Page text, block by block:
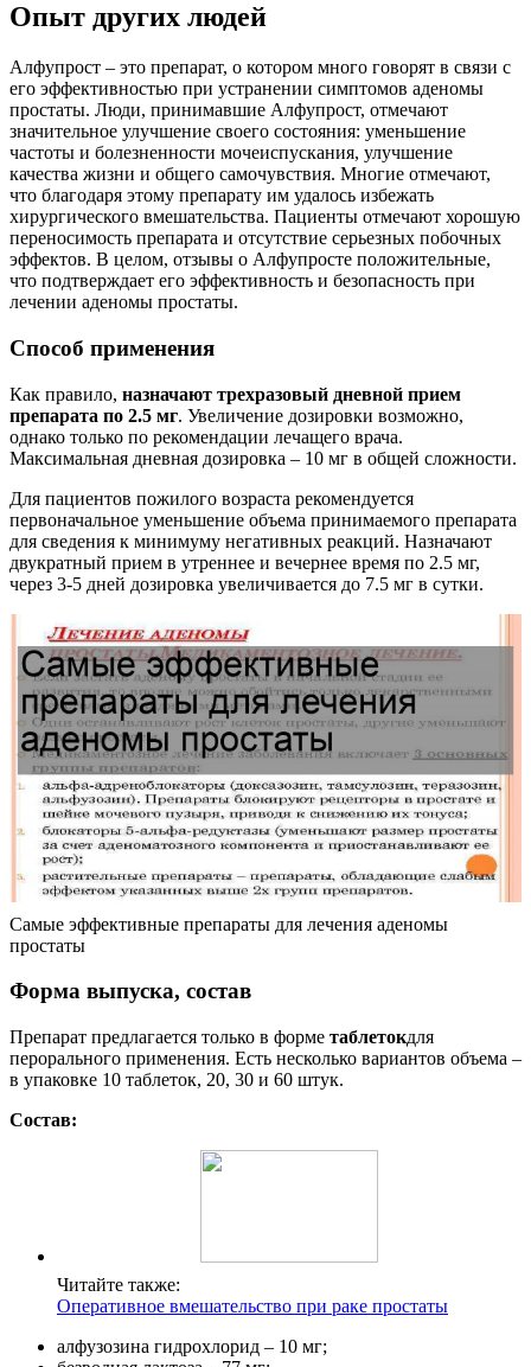
Опыт других людей
Алфупрост – это препарат, о котором много говорят в связи с
его эффективностью при устранении симптомов аденомы
простаты. Люди, принимавшие Алфупрост, отмечают
значительное улучшение своего состояния: уменьшение
частоты и болезненности мочеиспускания, улучшение
качества жизни и общего самочувствия. Многие отмечают,
что благодаря этому препарату им удалось избежать
хирургического вмешательства. Пациенты отмечают хорошую
переносимость препарата и отсутствие серьезных побочных
эффектов. В целом, отзывы о Алфупросте положительные,
что подтверждает его эффективность и безопасность при
лечении аденомы простаты.
Способ применения
Как правило, назначают трехразовый дневной прием
препарата по 2.5 мг. Увеличение дозировки возможно,
однако только по рекомендации лечащего врача.
Максимальная дневная дозировка – 10 мг в общей сложности.
Для пациентов пожилого возраста рекомендуется
первоначальное уменьшение объема принимаемого препарата
для сведения к минимуму негативных реакций. Назначают
двукратный прием в утреннее и вечернее время по 2.5 мг,
через 3-5 дней дозировка увеличивается до 7.5 мг в сутки.
Самые эффективные препараты для лечения аденомы
простаты
Форма выпуска, состав
Препарат предлагается только в форме таблетокдля
перорального применения. Есть несколько вариантов объема –
в упаковке 10 таблеток, 20, 30 и 60 штук.
Состав:
Читайте также:
Оперативное вмешательство при раке простаты
алфузозина гидрохлорид – 10 мг;